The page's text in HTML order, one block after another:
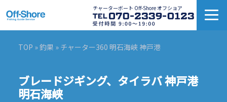
チャーターボート Off-Shore オフショア
TOP »釣果 » チャーター360 明石海峡 神戸港
ブレードジギング、タイラバ 神戸港
明石海峡